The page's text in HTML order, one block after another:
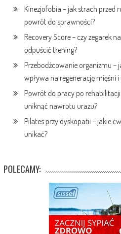
Kinezjofobia – jak strach przed
powrót do sprawności?
Recovery Score – czy zegarek
odpuścić trening?
Przebodźcowanie organizmu –
wpływa na regenerację mięśni
Powrót do pracy po
uniknąć nawrotu urazu?
Pilates przy dyskopatii – jakie
unikać?
POLECAMY: